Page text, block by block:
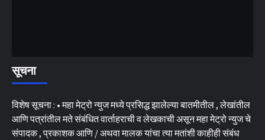
सूचना
विशेष सूचना : • महा मेट्रो न्युज मध्ये प्रसिद्ध झालेल्या बातमीतील , लेखांतील
आणि पत्रांतील मते संबंधित वार्ताहराची व लेखकाची असून महा मेट्रो न्युज चे
संपादक , प्रकाशक आणि / अथवा मालक यांचा त्या मतांशी काहीही संबंध